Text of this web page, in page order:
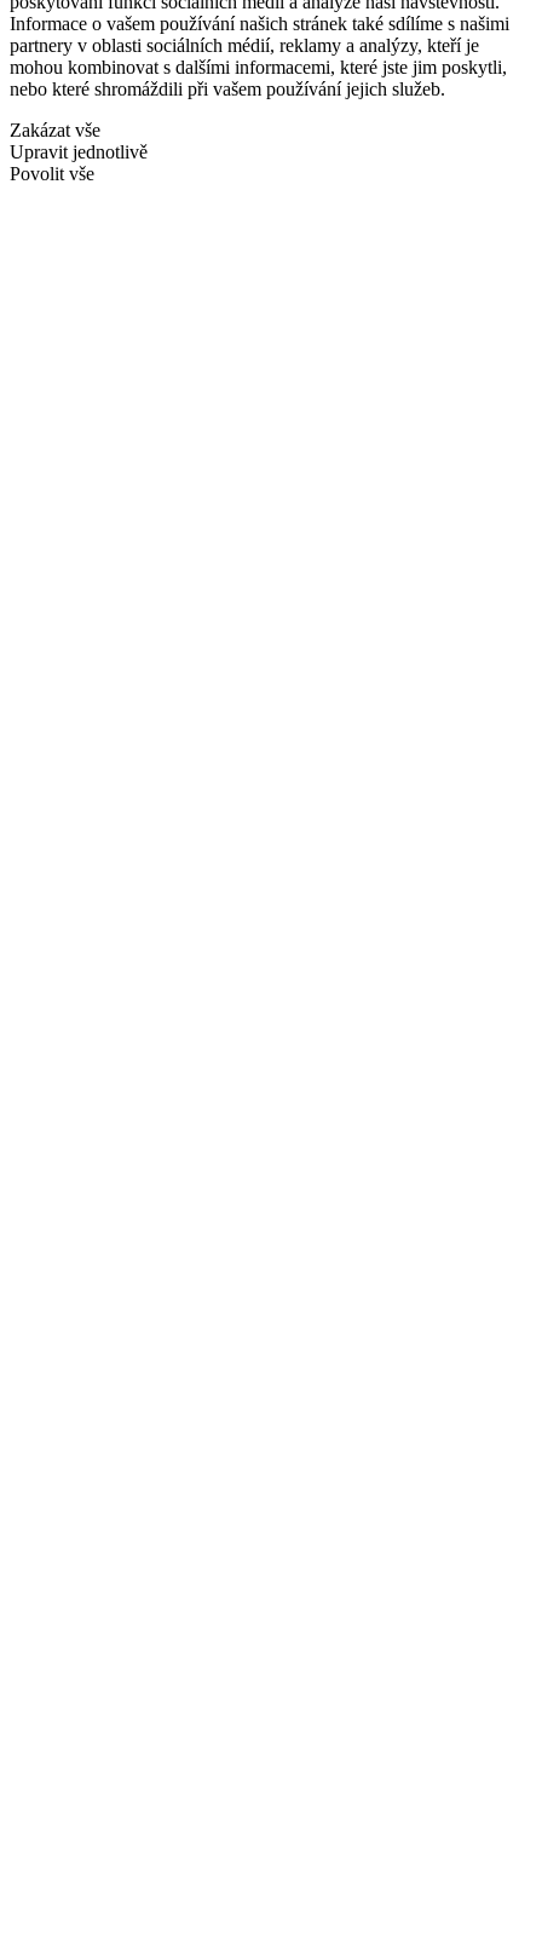
Informace o vašem používání našich stránek také sdílíme s našimi
partnery v oblasti sociálních médií, reklamy a analýzy, kteří je
mohou kombinovat s dalšími informacemi, které jste jim poskytli,
nebo které shromáždili při vašem používání jejich služeb.
Zakázat vše
Upravit jednotlivě
Povolit vše